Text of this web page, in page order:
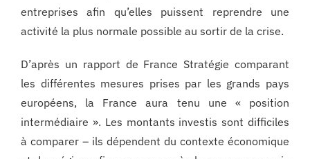
entreprises afin qu’elles puissent reprendre une
activité la plus normale possible au sortir de la crise.
D’après un rapport de France Stratégie comparant
les différentes mesures prises par les grands pays
européens, la France aura tenu une « position
intermédiaire ». Les montants investis sont difficiles
à comparer – ils dépendent du contexte économique